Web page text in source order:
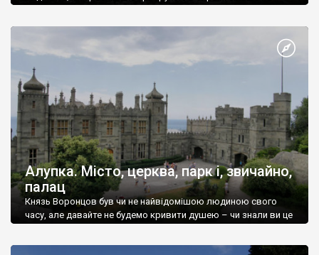
Алупка. Місто, церква, парк і, звичайно,
палац
Князь Воронцов був чи не найвідомішою людиною свого
часу, але давайте не будемо кривити душею – чи знали ви це